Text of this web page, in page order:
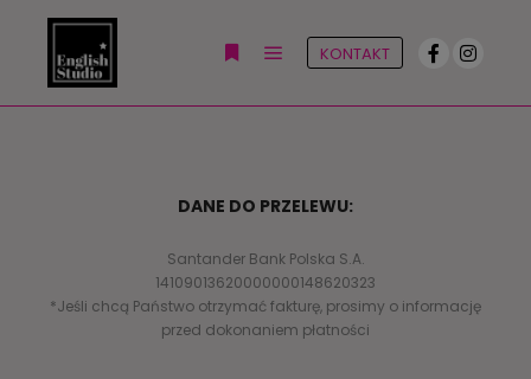
KONTAKT
DANE DO PRZELEWU:
Santander Bank Polska S.A.
14109013620000000148620323
*Jeśli chcą Państwo otrzymać fakturę, prosimy o informację
przed dokonaniem płatności